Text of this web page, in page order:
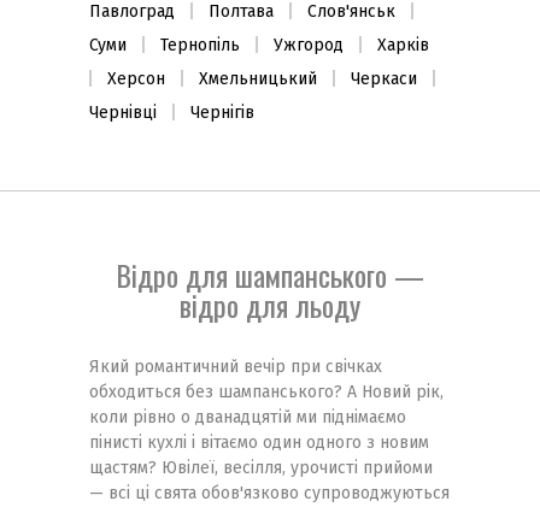
Павлоград
Полтава
Слов'янськ
Суми
Тернопіль Ужгород
Харків
Херсон
Хмельницький
Черкаси
Чернівці
Чернігів
Відро для шампанського —
відро для льоду
Який романтичний вечір при свічках
обходиться без шампанського? А Новий рік,
коли рівно о дванадцятій ми піднімаємо
пінисті кухлі і вітаємо один одного з новим
щастям? Ювілеї, весілля, урочисті прийоми
— всі ці свята обов'язково супроводжуються